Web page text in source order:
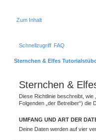
Zum Inhalt
Schnellzugriff FAQ
Sternchen & Elfes
Sternchen &
Diese Richtlinie beschreibt, wie
Folgenden „der Betreiber“)
UMFANG UND ART DER
Deine Daten werden auf vier